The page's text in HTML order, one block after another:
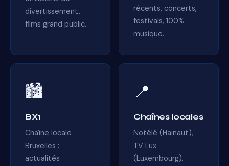
divertissement,
films grand public.
récents, concerts,
festivals, 100%
musique.
🏙️
BX1
Chaîne locale
Bruxelles :
actualités
📍
Chaînes locales
Notélé (Hainaut),
TV Lux
(Luxembourg),